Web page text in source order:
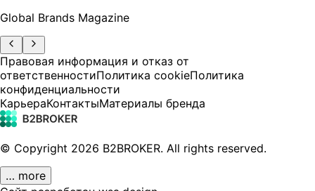
Global Brands Magazine
Правовая информация и отказ от
ответственностиПолитика cookieПолитика
конфиденциальности
КарьераКонтактыМатериалы бренда
© Copyright 2026 B2BROKER. All rights reserved.
… more